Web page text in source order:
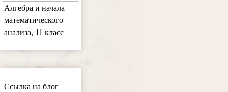
Алгебра и начала
математического
анализа, 11 класс
Ссылка на блог